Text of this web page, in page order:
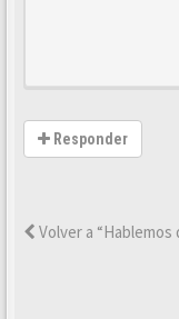
Responder
Volver a